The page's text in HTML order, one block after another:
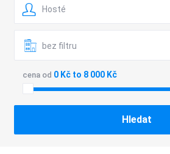
Hosté
bez filtru
cena od 0 Kč to 8 000 Kč